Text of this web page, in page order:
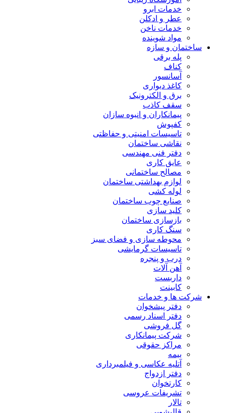
خدمات ابرو
عطر و ادکلن
خدمات ناخن
مواد شوینده
ساختمان و سازه
پله برقی
کناف
آسانسور
کاغذ دیواری
برق و الکترونیک
سقف کاذب
پیمانکاران و انبوه سازان
کفپوش
تاسیسات امنیتی و حفاظتی
نقاشی ساختمان
دفتر فنی مهندسی
عایق کاری
مصالح ساختمانی
لوازم بهداشتی ساختمان
لوله کشی
صنایع چوب ساختمان
کلید سازی
بازسازی ساختمان
سنگ کاری
محوطه سازی و فضای سبز
تاسیسات گرمایشی
درب و پنجره
آهن آلات
داربست
کابینت
شرکت ها و خدمات
دفتر پیشخوان
دفتر اسناد رسمی
گل فروشی
شرکت پیمانکاری
مراکز حقوقی
بیمه
آتلیه عکاسی و فیلمبرداری
دفتر ازدواج
کارتخوان
تشریفات عروسی
تالار